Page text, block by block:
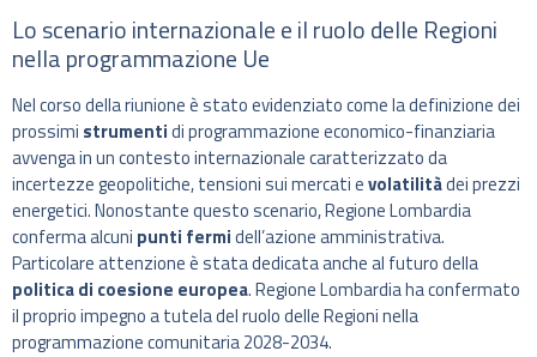
Lo scenario internazionale e il ruolo delle Regioni
nella programmazione Ue
Nel corso della riunione è stato evidenziato come la definizione dei
prossimi strumentidi programmazione economico-finanziaria
avvenga in un contesto internazionale caratterizzato da
incertezze geopolitiche, tensioni sui mercati evolatilitàdei prezzi
energetici. Nonostante questo scenario, Regione Lombardia
conferma alcuni punti fermidell’azione amministrativa.
Particolare attenzione è stata dedicata anche al futuro della
politica di coesione europea. Regione Lombardia ha confermato
il proprio impegno a tutela del ruolo delle Regioni nella
programmazione comunitaria 2028-2034.